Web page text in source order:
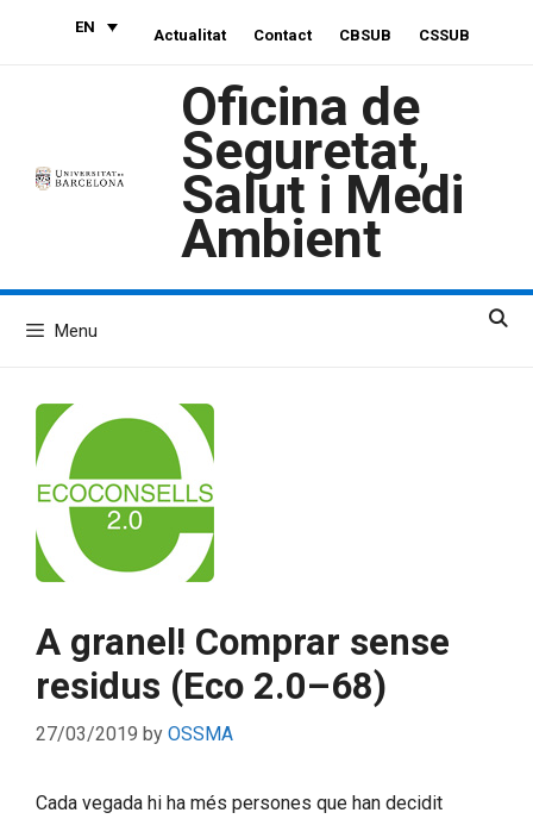
EN Actualitat Contact CBSUB CSSUB
Oficina de
Seguretat,
Salut i Medi
Ambient
Menu
A granel! Comprar sense
residus (Eco 2.0–68)
27/03/2019 by OSSMA
Cada vegada hi ha més persones que han decidit